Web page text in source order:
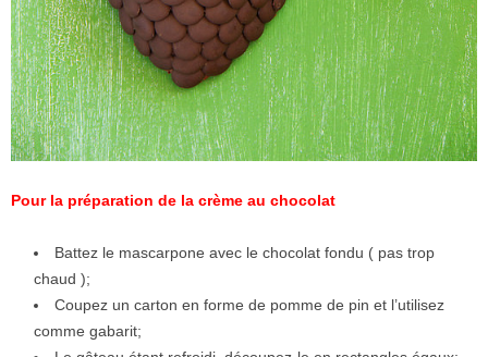
Pour la préparation de la crème au chocolat
Battez le mascarpone avec le chocolat fondu ( pas trop
chaud );
Coupez un carton en forme de pomme de pin et l’utilisez
comme gabarit;